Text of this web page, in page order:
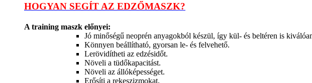
HOGYAN SEGÍT AZ EDZŐMASZK?
A training maszk előnyei:
Jó minőségű neoprén anyagokból készül, így kül- és beltéren is
Könnyen beállítható, gyorsan le- és felvehető.
Lerövidítheti az edzésidőt.
Növeli a tüdőkapacitást.
Növeli az állóképességet.
Erősíti a rekeszizmokat.